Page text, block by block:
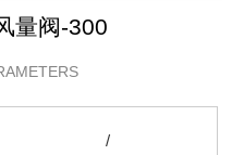
量阀-300
/